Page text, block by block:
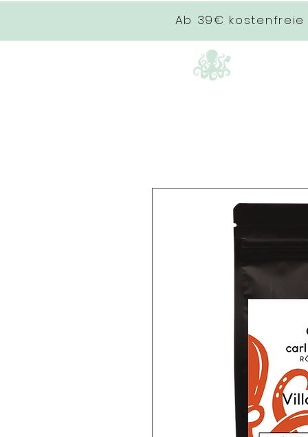
Ab 39€